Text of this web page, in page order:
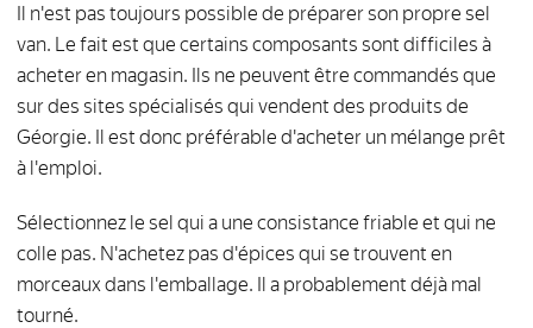
Il n'est pas toujours possible de préparer son propre sel
van. Le fait est que certains composants sont difficiles à
acheter en magasin. Ils ne peuvent être commandés que
sur des sites spécialisés qui vendent des produits de
Géorgie. Il est donc préférable d'acheter un mélange prêt
à l'emploi.
Sélectionnez le sel qui a une consistance friable et qui ne
colle pas. N'achetez pas d'épices qui se trouvent en
morceaux dans l'emballage. Il a probablement déjà mal
tourné.